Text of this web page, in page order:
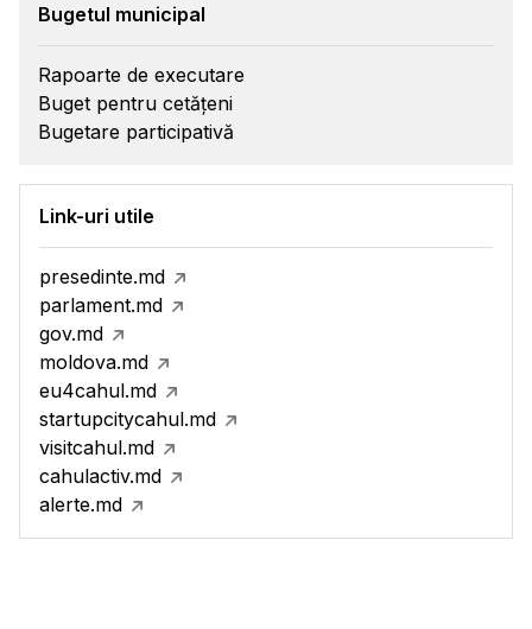
Bugetul municipal
Rapoarte de executare
Buget pentru cetățeni
Bugetare participativă
Link-uri utile
presedinte.md
parlament.md
gov.md
moldova.md
eu4cahul.md
startupcitycahul.md
visitcahul.md
cahulactiv.md
alerte.md